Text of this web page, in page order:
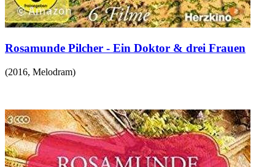
Rosamunde Pilcher - Ein Doktor & drei Frauen
(2016, Melodram)